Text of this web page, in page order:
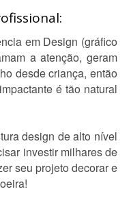
em Design (gráfico
a atenção, geram
desde criança, então
é tão natural
design de alto nível
investir milhares de
seu projeto decorar e